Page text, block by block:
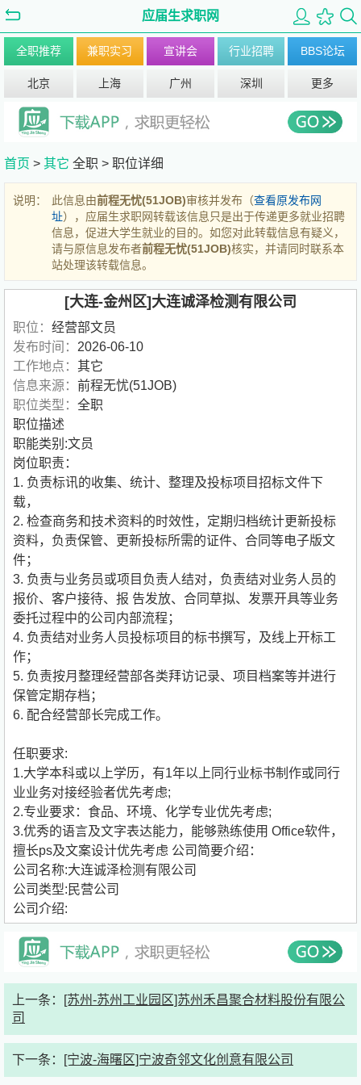
应届生求职网
全职推荐 兼职实习 宣讲会 行业招聘 BBS论坛
北京 上海 广州 深圳 更多
首页 > 其它 全职 > 职位详细
说明： 此信息由前程无忧(51JOB)审核并发布（查看原发布网
址），应届生求职网转载该信息只是出于传递更多就业招聘
信息，促进大学生就业的目的。如您对此转载信息有疑义，
请与原信息发布者前程无忧(51JOB)核实，并请同时联系本
站处理该转载信息。
[大连-金州区]大连诚泽检测有限公司
职位： 经营部文员
发布时间： 2026-06-10
工作地点： 其它
信息来源： 前程无忧(51JOB)
职位类型： 全职
职位描述
职能类别:文员
岗位职责：
1. 负责标讯的收集、统计、整理及投标项目招标文件下
载，
2. 检查商务和技术资料的时效性，定期归档统计更新投标
资料，负责保管、更新投标所需的证件、合同等电子版文
件；
3. 负责与业务员或项目负责人结对，负责结对业务人员的
报价、客户接待、报 告发放、合同草拟、发票开具等业务
委托过程中的公司内部流程；
4. 负责结对业务人员投标项目的标书撰写，及线上开标工
作；
5. 负责按月整理经营部各类拜访记录、项目档案等并进行
保管定期存档；
6. 配合经营部长完成工作。
任职要求:
1.大学本科或以上学历，有1年以上同行业标书制作或同行
业业务对接经验者优先考虑;
2.专业要求：食品、环境、化学专业优先考虑;
3.优秀的语言及文字表达能力，能够熟练使用 Office软件，
擅长ps及文案设计优先考虑 公司简要介绍：
公司名称:大连诚泽检测有限公司
公司类型:民营公司
公司介绍:
上一条：
[苏州-苏州工业园区]苏州禾昌聚合材料股份有限公
司
下一条： [宁波-海曙区]宁波奇邻文化创意有限公司